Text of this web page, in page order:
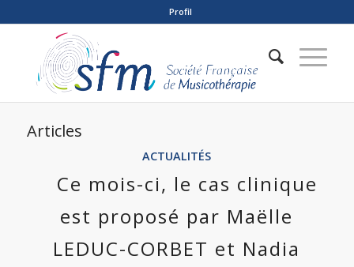
Profil
Articles
ACTUALITÉS
Ce mois-ci, le cas clinique
est proposé par Maëlle
LEDUC-CORBET et Nadia